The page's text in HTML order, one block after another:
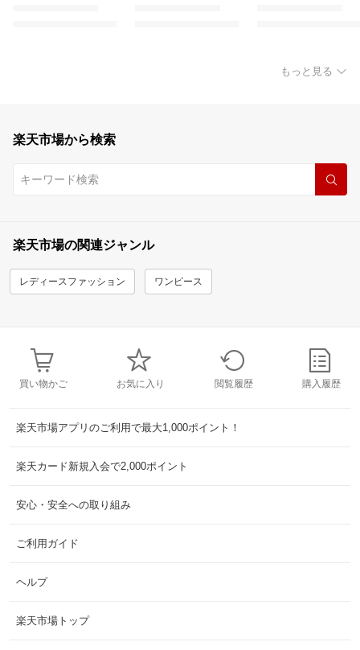
もっと見る
楽天市場から検索
楽天市場の関連ジャンル
レディースファッション ワンピース
買い物かご お気に入り 閲覧履歴 購入履歴
楽天市場アプリのご利用で最大1,000ポイント！
楽天カード新規入会で2,000ポイント
安心・安全への取り組み
ご利用ガイド
ヘルプ
楽天市場トップ